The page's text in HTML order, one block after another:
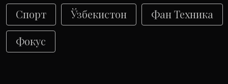
Спорт
Ўзбекистон
Фан Техника
Фокус